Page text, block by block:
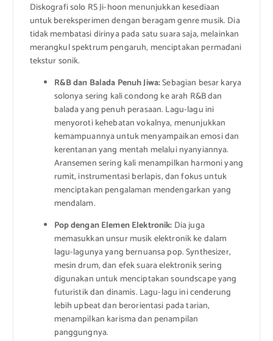
Diskografi solo RS Ji-hoon menunjukkan kesediaan
untuk bereksperimen dengan beragam genre musik. Dia
tidak membatasi dirinya pada satu suara saja, melainkan
merangkul spektrum pengaruh, menciptakan permadani
tekstur sonik.
R&B dan Balada Penuh Jiwa:Sebagian besar karya
solonya sering kali condong ke arah R&B dan
balada yang penuh perasaan. Lagu-lagu ini
menyoroti kehebatan vokalnya, menunjukkan
kemampuannya untuk menyampaikan emosi dan
kerentanan yang mentah melalui nyanyiannya.
Aransemen sering kali menampilkan harmoni yang
rumit, instrumentasi berlapis, dan fokus untuk
menciptakan pengalaman mendengarkan yang
mendalam.
Pop dengan Elemen Elektronik: Dia juga
memasukkan unsur musik elektronik ke dalam
lagu-lagunya yang bernuansa pop. Synthesizer,
mesin drum, dan efek suara elektronik sering
digunakan untuk menciptakan soundscape yang
futuristik dan dinamis. Lagu-lagu ini cenderung
lebih upbeat dan berorientasi pada tarian,
menampilkan karisma dan penampilan
panggungnya.